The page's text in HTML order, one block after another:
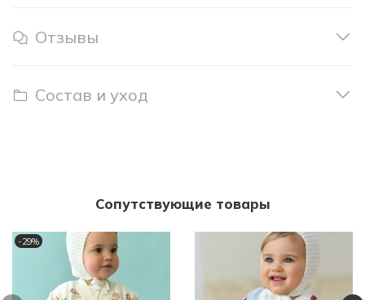
Отзывы
Состав и уход
Сопутствующие товары
-29%